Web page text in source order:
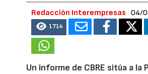
Redacción Interempresas 04/
1714
Un informe de CBRE sitúa a la